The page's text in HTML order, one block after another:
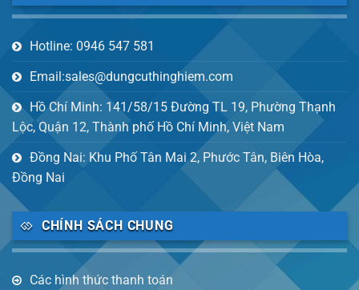
Hotline: 0946 547 581
Email:sales@dungcuthinghiem.com
Hồ Chí Minh: 141/58/15 Đường TL 19, Phường Thạnh
Lộc, Quận 12, Thành phố Hồ Chí Minh, Việt Nam
Đồng Nai: Khu Phố Tân Mai 2, Phước Tân, Biên Hòa,
Đồng Nai
CHÍNH SÁCH CHUNG
Các hình thức thanh toán